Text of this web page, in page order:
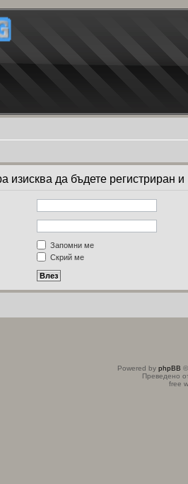
изисква да бъдете регистриран
Запомни ме
Скрий ме
Powered by phpBB
Преведено
free